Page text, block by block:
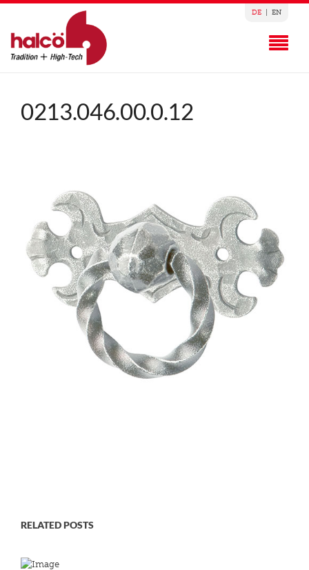
DE EN
0213.046.00.0.12
RELATED POSTS